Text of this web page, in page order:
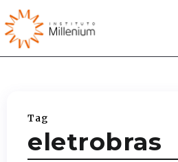
Tag
eletrobras